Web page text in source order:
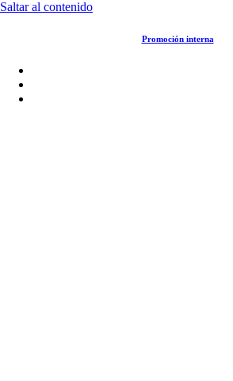
Saltar al contenido
Promoción interna